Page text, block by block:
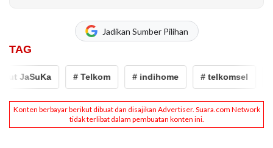
Jadikan Sumber Pilihan
TAG
JaSuKa # Telkom # indihome # telkomsel